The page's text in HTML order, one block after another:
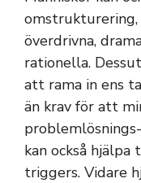
överdrivna,
rationella.
att rama in ens
än krav för att
kan också
triggers. Vidare